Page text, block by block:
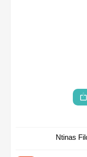
Ntinas